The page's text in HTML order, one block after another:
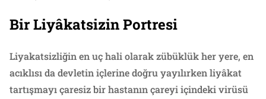
Bir Liyâkatsizin Portresi
Liyakatsizliğin en uç hali olarak zübüklük her yere, en
acıklısı da devletin içlerine doğru yayılırken liyâkat
tartışmayı çaresiz bir hastanın çareyi içindeki virüsü